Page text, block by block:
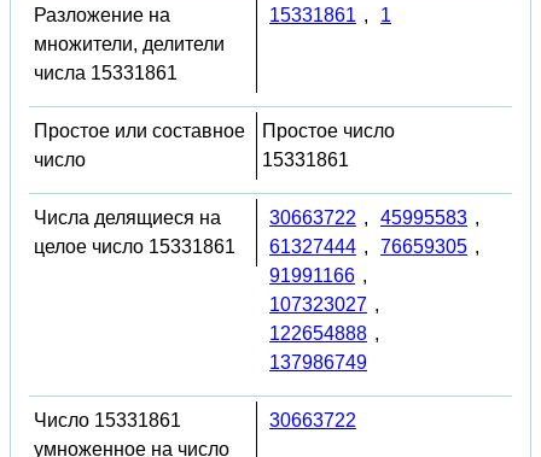
Разложение на
множители, делители
числа 15331861
15331861 , 1
Простое или составное
число
Простое число
15331861
Числа делящиеся на
целое число 15331861
30663722 , 45995583 ,
61327444 , 76659305 ,
91991166 ,
107323027 ,
122654888 ,
137986749
Число 15331861
умноженное на число
30663722